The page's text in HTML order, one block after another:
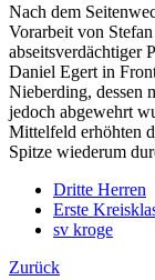
Nach dem
Vorarbeit von
abseitsverdächtiger
Daniel Egert in
Nieberding, dessen
jedoch abgewehrt
Mittelfeld erhöhten
Spitze wiederum
Dritte Herren
Erste
sv kroge
Zurück